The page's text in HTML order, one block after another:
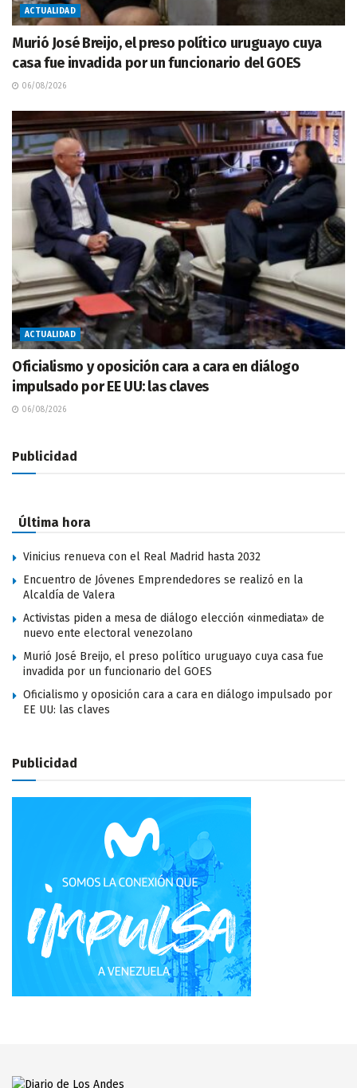
ACTUALIDAD
Murió José Breijo, el preso político uruguayo cuya
casa fue invadida por un funcionario del GOES
06/08/2026
ACTUALIDAD
Oficialismo y oposición cara a cara en diálogo
impulsado por EE UU: las claves
06/08/2026
Publicidad
Última hora
Vinicius renueva con el Real Madrid hasta 2032
Encuentro de Jóvenes Emprendedores se realizó en la
Alcaldía de Valera
Activistas piden a mesa de diálogo elección «inmediata» de
nuevo ente electoral venezolano
Murió José Breijo, el preso político uruguayo cuya casa fue
invadida por un funcionario del GOES
Oficialismo y oposición cara a cara en diálogo impulsado por
EE UU: las claves
Publicidad